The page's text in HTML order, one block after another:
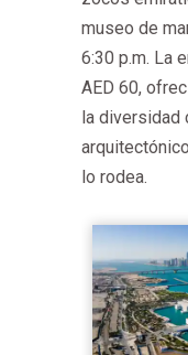
museo de
6:30 p.m. La
AED 60,
la diversidad
lo rodea.